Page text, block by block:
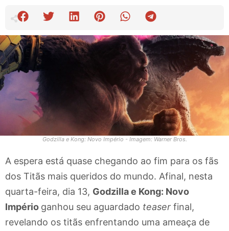
Godzilla e Kong: Novo Império - Imagem: Warner Bros.
A espera está quase chegando ao fim para os fãs
dos Titãs mais queridos do mundo. Afinal, nesta
quarta-feira, dia 13, Godzilla e Kong: Novo
Império ganhou seu aguardado teaser final,
revelando os titãs enfrentando uma ameaça de